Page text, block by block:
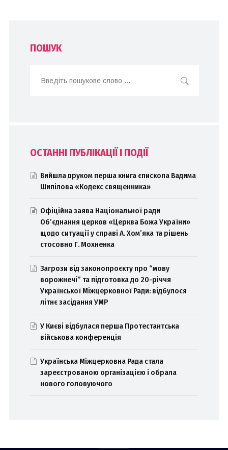
ПОШУК
ОСТАННІ ПУБЛІКАЦІЇ І ПОДІЇ
Вийшла друком перша книга єпископа Вадима
Шипілова «Кодекс священника»
Офіційна заява Національної ради
Об’єднання церков «Церква Божа України»
щодо ситуації у справі А. Хом’яка та рішень
стосовно Г. Мохненка
Загрози від законопроєкту про “мову
ворожнечі” та підготовка до 20-річчя
Української Міжцерковної Ради: відбулося
літнє засідання УМР
У Києві відбулася перша Протестантська
військова конференція
Українська Міжцерковна Рада стала
зареєстрованою організацією і обрала
нового головуючого